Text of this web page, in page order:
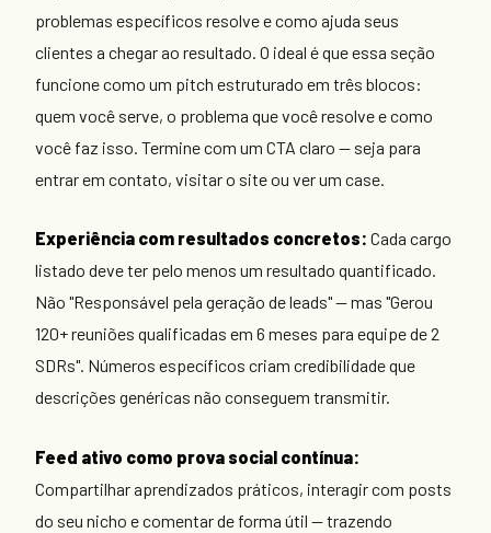
problemas específicos resolve e como ajuda seus
clientes a chegar ao resultado. O ideal é que essa seção
funcione como um pitch estruturado em três blocos:
quem você serve, o problema que você resolve e como
você faz isso. Termine com um CTA claro — seja para
entrar em contato, visitar o site ou ver um case.
Experiência com resultados concretos: Cada cargo
listado deve ter pelo menos um resultado quantificado.
Não "Responsável pela geração de leads" — mas "Gerou
120+ reuniões qualificadas em 6 meses para equipe de 2
SDRs". Números específicos criam credibilidade que
descrições genéricas não conseguem transmitir.
Feed ativo como prova social contínua:
Compartilhar aprendizados práticos, interagir com posts
do seu nicho e comentar de forma útil — trazendo